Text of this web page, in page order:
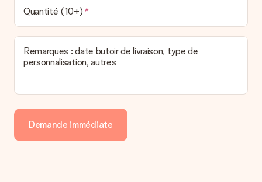
Quantité (10+)
Remarques : date butoir de livraison, type de
personnalisation, autres
Demande immédiate